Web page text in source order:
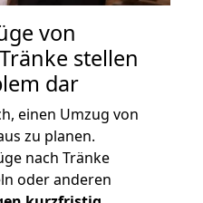
von
stellen
dar
einen Umzug von
zu planen.
nach Tränke
oder anderen